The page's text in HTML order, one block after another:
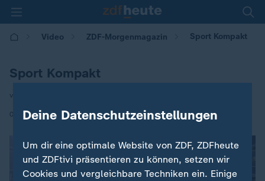
Video ZDF-Morgenmagazin Sport Kompakt
Sport Kompakt
von Sylvia Warnke
01.10.2025 | 05:30
Deine Datenschutzeinstellungen
Um dir eine optimale Website von ZDF, ZDFheute
und ZDFtivi präsentieren zu können, setzen wir
Cookies und vergleichbare Techniken ein. Einige